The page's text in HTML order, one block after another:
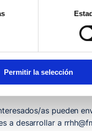
Permitir la selección
la Licenciatura en
de
de los
de otras
Pública.
as pueden
a desarrollar a